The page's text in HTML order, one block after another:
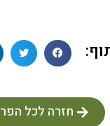
חזרה לכל